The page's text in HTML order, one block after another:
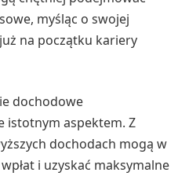
myśląc o swojej
na początku kariery
dochodowe
istotnym aspektem. Z
dochodach mogą w
i uzyskać maksymalne